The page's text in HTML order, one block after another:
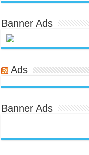
Banner Ads
Ads
Banner Ads